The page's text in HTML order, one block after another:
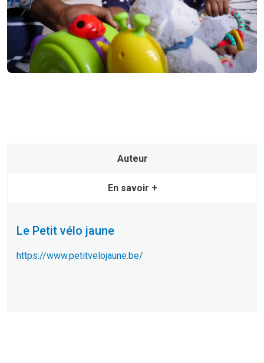
Auteur
En savoir +
Le Petit vélo jaune
https://www.petitvelojaune.be/